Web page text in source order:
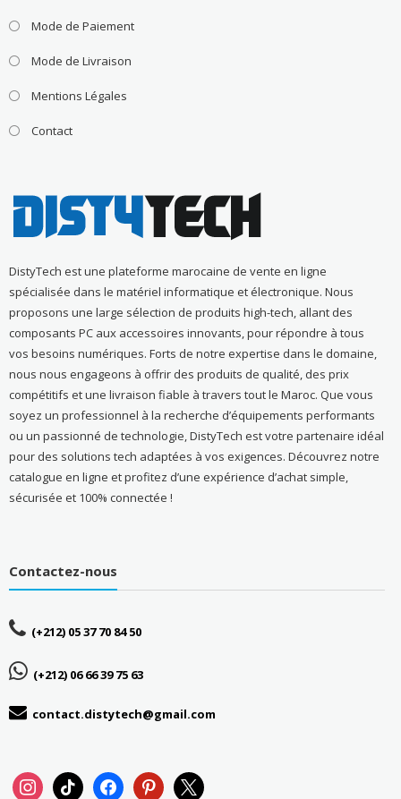
Mode de Paiement
Mode de Livraison
Mentions Légales
Contact
DistyTech est une plateforme marocaine de vente en ligne
spécialisée dans le matériel informatique et électronique. Nous
proposons une large sélection de produits high-tech, allant des
composants PC aux accessoires innovants, pour répondre à tous
vos besoins numériques. Forts de notre expertise dans le domaine,
nous nous engageons à offrir des produits de qualité, des prix
compétitifs et une livraison fiable à travers tout le Maroc. Que vous
soyez un professionnel à la recherche d’équipements performants
ou un passionné de technologie, DistyTech est votre partenaire idéal
pour des solutions tech adaptées à vos exigences. Découvrez notre
catalogue en ligne et profitez d’une expérience d’achat simple,
sécurisée et 100% connectée !
Contactez-nous
(+212) 05 37 70 84 50
(+212) 06 66 39 75 63
contact.distytech@gmail.com
instagramtiktok facebookpinterest
x